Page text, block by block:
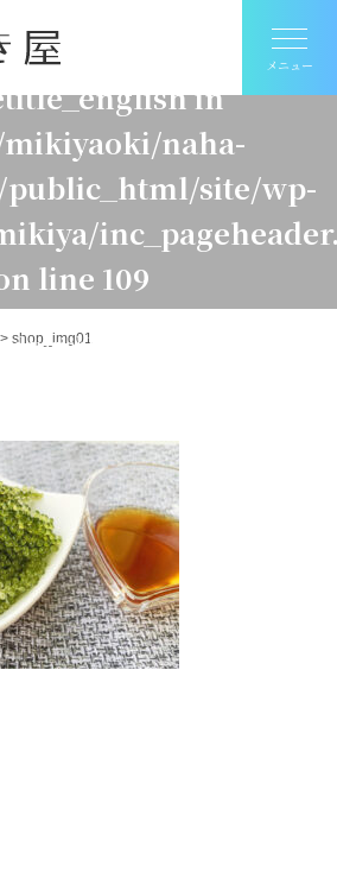
variable
in
naha-
site/wp-
line 109
variable $pagetitle_japanese in
> shop_img01